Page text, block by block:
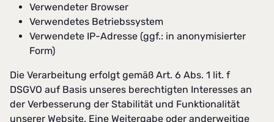
Verwendeter Browser
Verwendetes Betriebssystem
Verwendete IP-Adresse (ggf.: in anonymisierter
Form)
Die Verarbeitung erfolgt gemäß Art. 6 Abs. 1 lit. f
DSGVO auf Basis unseres berechtigten Interesses an
der Verbesserung der Stabilität und Funktionalität
unserer Website. Eine Weitergabe oder anderweitige